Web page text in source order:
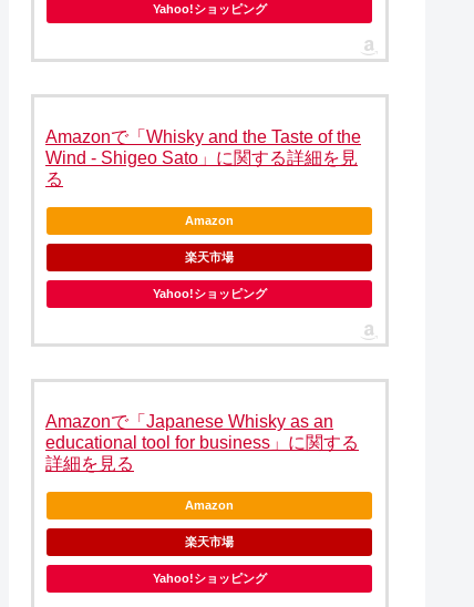
Yahoo!ショッピング
Amazonで「Whisky and the Taste of the
Wind - Shigeo Sato」に関する詳細を見
る
Amazon
楽天市場
Yahoo!ショッピング
Amazonで「Japanese Whisky as an
educational tool for business」に関する
詳細を見る
Amazon
楽天市場
Yahoo!ショッピング